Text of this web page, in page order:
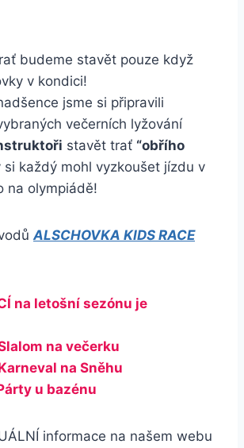
budeme stavět pouze když
v kondici!
jsme si připravili
večerních lyžování
stavět trať “obřího
si každý mohl vyzkoušet jízdu v
na olympiádě!
ALSCHOVKA KIDS RACE
na letošní sezónu je
na večerku
na Sněhu
u bazénu
informace na našem webu